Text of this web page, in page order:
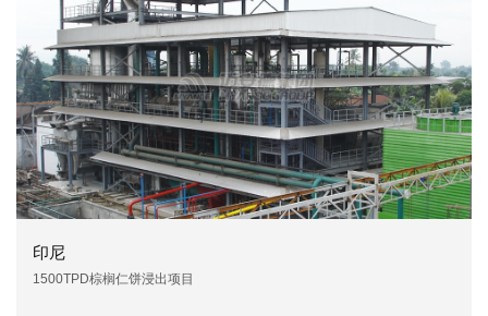
印尼
1500TPD棕榈仁饼浸出项目